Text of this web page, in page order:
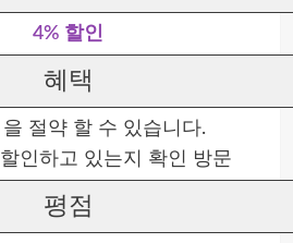
4% 할인
혜택
을 절약 할 수 있습니다.
할인하고 있는지 확인 방문
평점